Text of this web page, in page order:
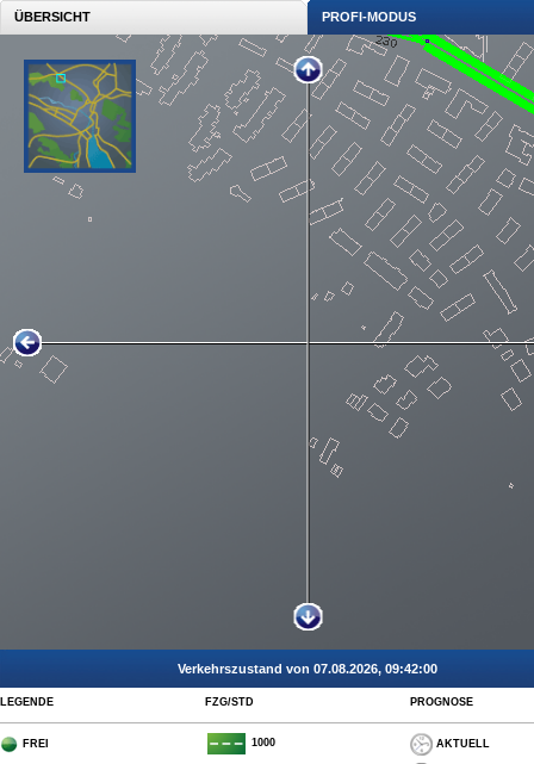
ÜBERSICHT PROFI-MODUS
Verkehrszustand von 07.08.2026, 09:42:00
LEGENDE FZG/STD PROGNOSE
FREI 1000 AKTUELL